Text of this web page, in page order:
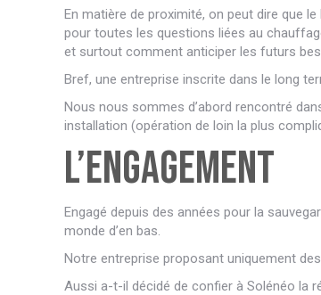
En matière de proximité, on peut dire que
pour toutes les questions liées au
et surtout comment anticiper les futurs
Bref, une entreprise inscrite dans le long
Nous nous sommes d’abord rencontré
installation (opération de loin la plus
L’engagement
Engagé depuis des années pour la
monde d’en bas.
Notre entreprise proposant uniquement
Aussi a-t-il décidé de confier à Solénéo la